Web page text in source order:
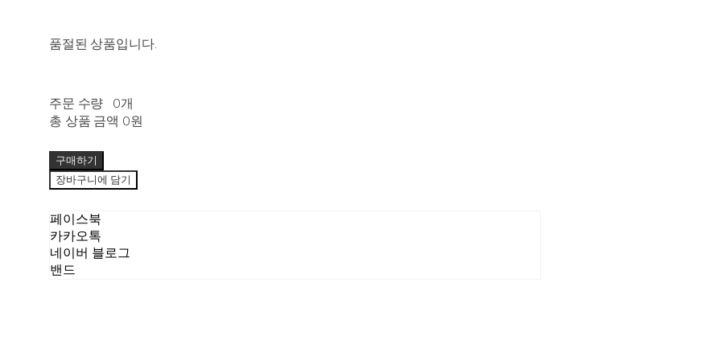
품절된 상품입니다.
주문 수량 0개
총 상품 금액 0원
구매하기
장바구니에 담기
페이스북
카카오톡
네이버 블로그
밴드